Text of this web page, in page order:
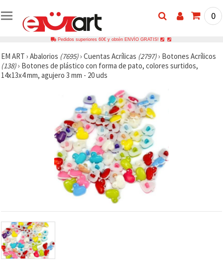
0
Pedidos superiores 60€ y obtén ENVÍO GRATIS!
EM ART › Abalorios (7695)› Cuentas Acrílicas (2797)› Botones Acrílicos
(138)› Botones de plástico con forma de pato, colores surtidos,
14x13x4 mm, agujero 3 mm - 20 uds